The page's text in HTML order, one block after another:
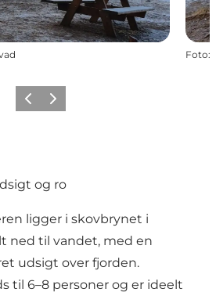
Foto:
Forrige billede
Næste billede
og ro
ligger i skovbrynet i
ned til vandet, med en
udsigt over fjorden.
til 6–8 personer og er ideelt